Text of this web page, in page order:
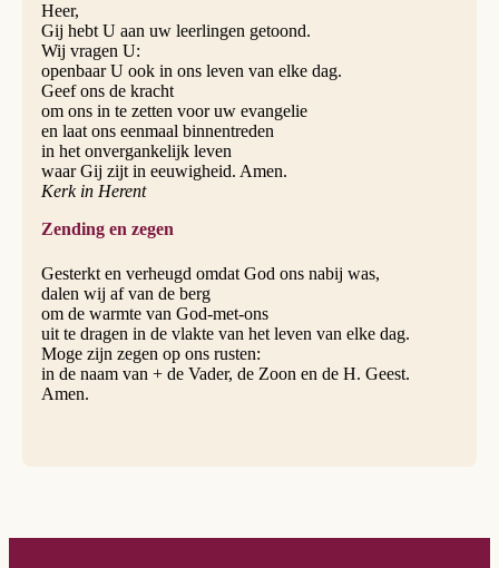
Heer,
Gij hebt U aan uw leerlingen getoond.
Wij vragen U:
openbaar U ook in ons leven van elke dag.
Geef ons de kracht
om ons in te zetten voor uw evangelie
en laat ons eenmaal binnentreden
in het onvergankelijk leven
waar Gij zijt in eeuwigheid. Amen.
Kerk in Herent
Zending en zegen
Gesterkt en verheugd omdat God ons nabij was,
dalen wij af van de berg
om de warmte van God-met-ons
uit te dragen in de vlakte van het leven van elke dag.
Moge zijn zegen op ons rusten:
in de naam van + de Vader, de Zoon en de H. Geest.
Amen.